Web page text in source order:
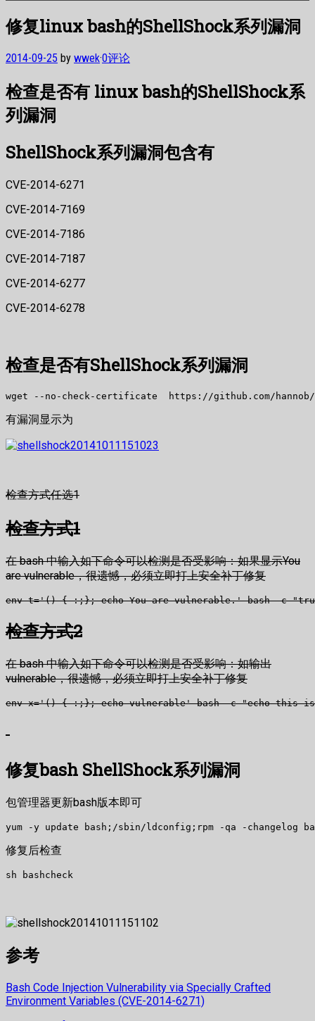
修复linux bash的ShellShock系列漏洞
2014-09-25 by wwek·0评论
检查是否有 linux bash的ShellShock系
列漏洞
ShellShock系列漏洞包含有
CVE-2014-6271
CVE-2014-7169
CVE-2014-7186
CVE-2014-7187
CVE-2014-6277
CVE-2014-6278
检查是否有ShellShock系列漏洞
wget --no-check-certificate  https://github.com/hannob/
有漏洞显示为
检查方式任选1
检查方式1
在 bash 中输入如下命令可以检测是否受影响：如果显示You
are vulnerable，很遗憾，必须立即打上安全补丁修复
env t='() { :;}; echo You are vulnerable.' bash -c
检查方式2
在 bash 中输入如下命令可以检测是否受影响：如输出
vulnerable，很遗憾，必须立即打上安全补丁修复
env x='() { :;}; echo vulnerable' bash -c "echo this
修复bash ShellShock系列漏洞
包管理器更新bash版本即可
yum -y update bash;/sbin/ldconfig;rpm -qa -changelog
修复后检查
sh bashcheck
参考
Bash Code Injection Vulnerability via Specially Crafted
Environment Variables (CVE-2014-6271)